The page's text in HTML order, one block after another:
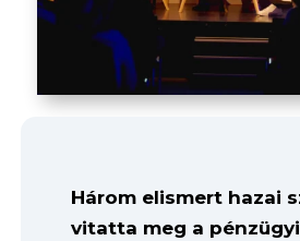
Három elismert hazai
vitatta meg a